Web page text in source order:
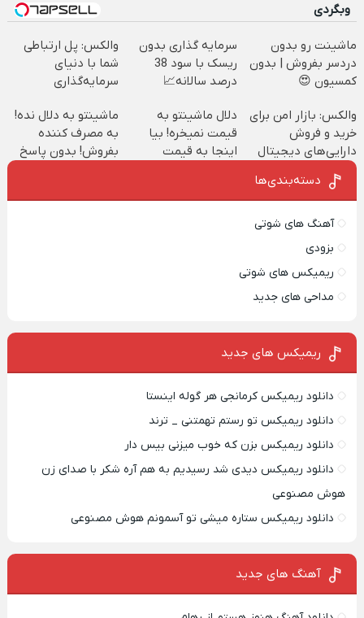
وبگردی
ماشینت رو بدون
دردسر بفروش | بدون
کمسیون 😍
سرمایه گذاری بدون
ریسک با سود 38
درصد سالانه📈
والکس: پل ارتباطی
شما با دنیای
سرمایه‌گذاری
والکس: بازار امن برای
خرید و فروش
دارایی‌های دیجیتال
دلال ماشینتو به
قیمت نمیخره! بیا
اینجا به قیمت
ماشینتو به دلال نده!
به مصرف کننده
بفروش! بدون پاسخ
دسته‌بندی‌ها
آهنگ های شوتی
بزودی
ریمیکس های شوتی
مداحی های جدید
ریمیکس‌ های جدید
دانلود ریمیکس کرمانجی هر گوله اینستا
دانلود ریمیکس تو رستم تهمتنی _ ترند
دانلود ریمیکس بزن که خوب میزنی بیس دار
دانلود ریمیکس دیدی شد رسیدیم به هم آره شکر با صدای زن
هوش مصنوعی
دانلود ریمیکس ستاره میشی تو آسمونم هوش مصنوعی
آهنگ های جدید